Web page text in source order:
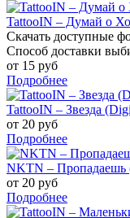
TattooIN – Думай о
Скачать доступные
Способ доставки
от 15 руб
Подробнее
TattooIN – Звезда
от 20 руб
Подробнее
NKTN – Пропадаешь
от 20 руб
Подробнее